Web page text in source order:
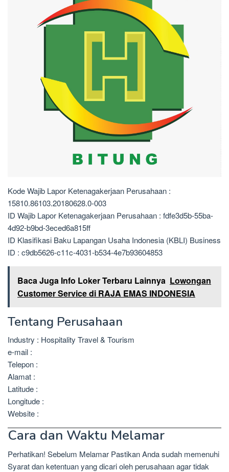
Kode Wajib Lapor Ketenagakerjaan Perusahaan :
15810.86103.20180628.0-003
ID Wajib Lapor Ketenagakerjaan Perusahaan : fdfe3d5b-55ba-
4d92-b9bd-3eced6a815ff
ID Klasifikasi Baku Lapangan Usaha Indonesia (KBLI) Business
ID : c9db5626-c11c-4031-b534-4e7b93604853
Baca Juga Info Loker Terbaru Lainnya Lowongan
Customer Service di RAJA EMAS INDONESIA
Tentang Perusahaan
Industry : Hospitality Travel & Tourism
e-mail :
Telepon :
Alamat :
Latitude :
Longitude :
Website :
Cara dan Waktu Melamar
Perhatikan! Sebelum Melamar Pastikan Anda sudah memenuhi
Syarat dan ketentuan yang dicari oleh perusahaan agar tidak